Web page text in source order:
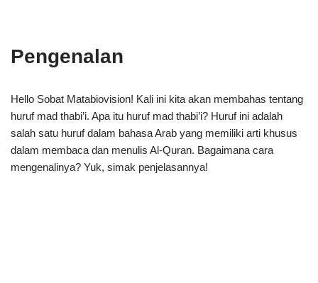
Pengenalan
Hello Sobat Matabiovision! Kali ini kita akan membahas tentang
huruf mad thabi’i. Apa itu huruf mad thabi’i? Huruf ini adalah
salah satu huruf dalam bahasa Arab yang memiliki arti khusus
dalam membaca dan menulis Al-Quran. Bagaimana cara
mengenalinya? Yuk, simak penjelasannya!